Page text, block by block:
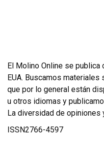
El Molino Online se
EUA. Buscamos
que por lo general están
u otros idiomas y
La diversidad de opiniones
ISSN2766-4597